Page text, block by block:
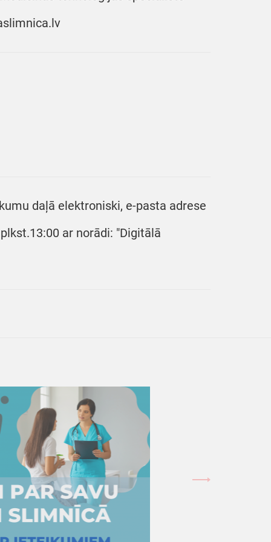
daļā elektroniski, e-pasta adrese
ar norādi: "Digitālā